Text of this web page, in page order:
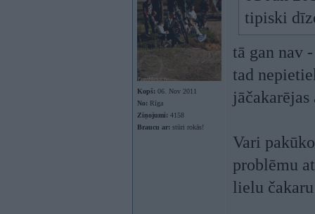
Kopš: 06. Nov 2011
No: Rīga
Ziņojumi: 4158
Braucu ar: stūri rokās!
tipiski
tā gan nav
tad
Vari
problēmu
lielu